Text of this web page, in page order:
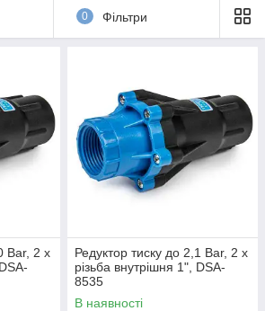
0 Фільтри
Bar, 2 х
Редуктор тиску до 2,1 Bar, 2 х
різьба внутрішня 1", DSA-
8535
В наявності